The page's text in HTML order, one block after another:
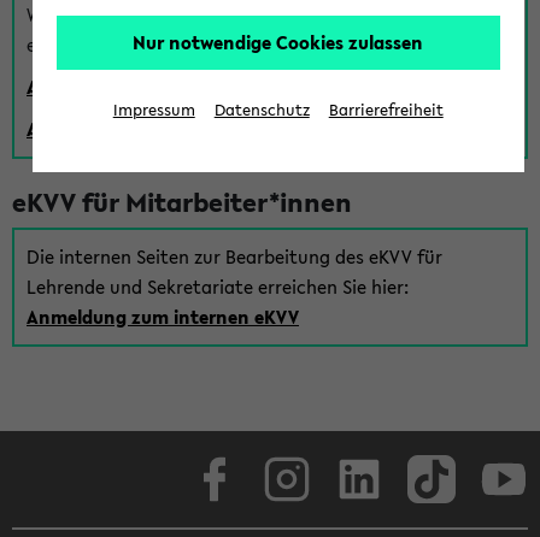
Wenn Sie (noch) kein Uni Login haben, können Sie das
eKVV auch über einen Gastzugang verwenden:
Anmeldung über einen vorhandenen Gastzugang
Anlegen eines neuen Gastzugangs
eKVV für Mitarbeiter*innen
Die internen Seiten zur Bearbeitung des eKVV für
Lehrende und Sekretariate erreichen Sie hier:
Anmeldung zum internen eKVV
Nur notwendige Cookies zulassen
Impressum Datenschutz Barrierefreiheit